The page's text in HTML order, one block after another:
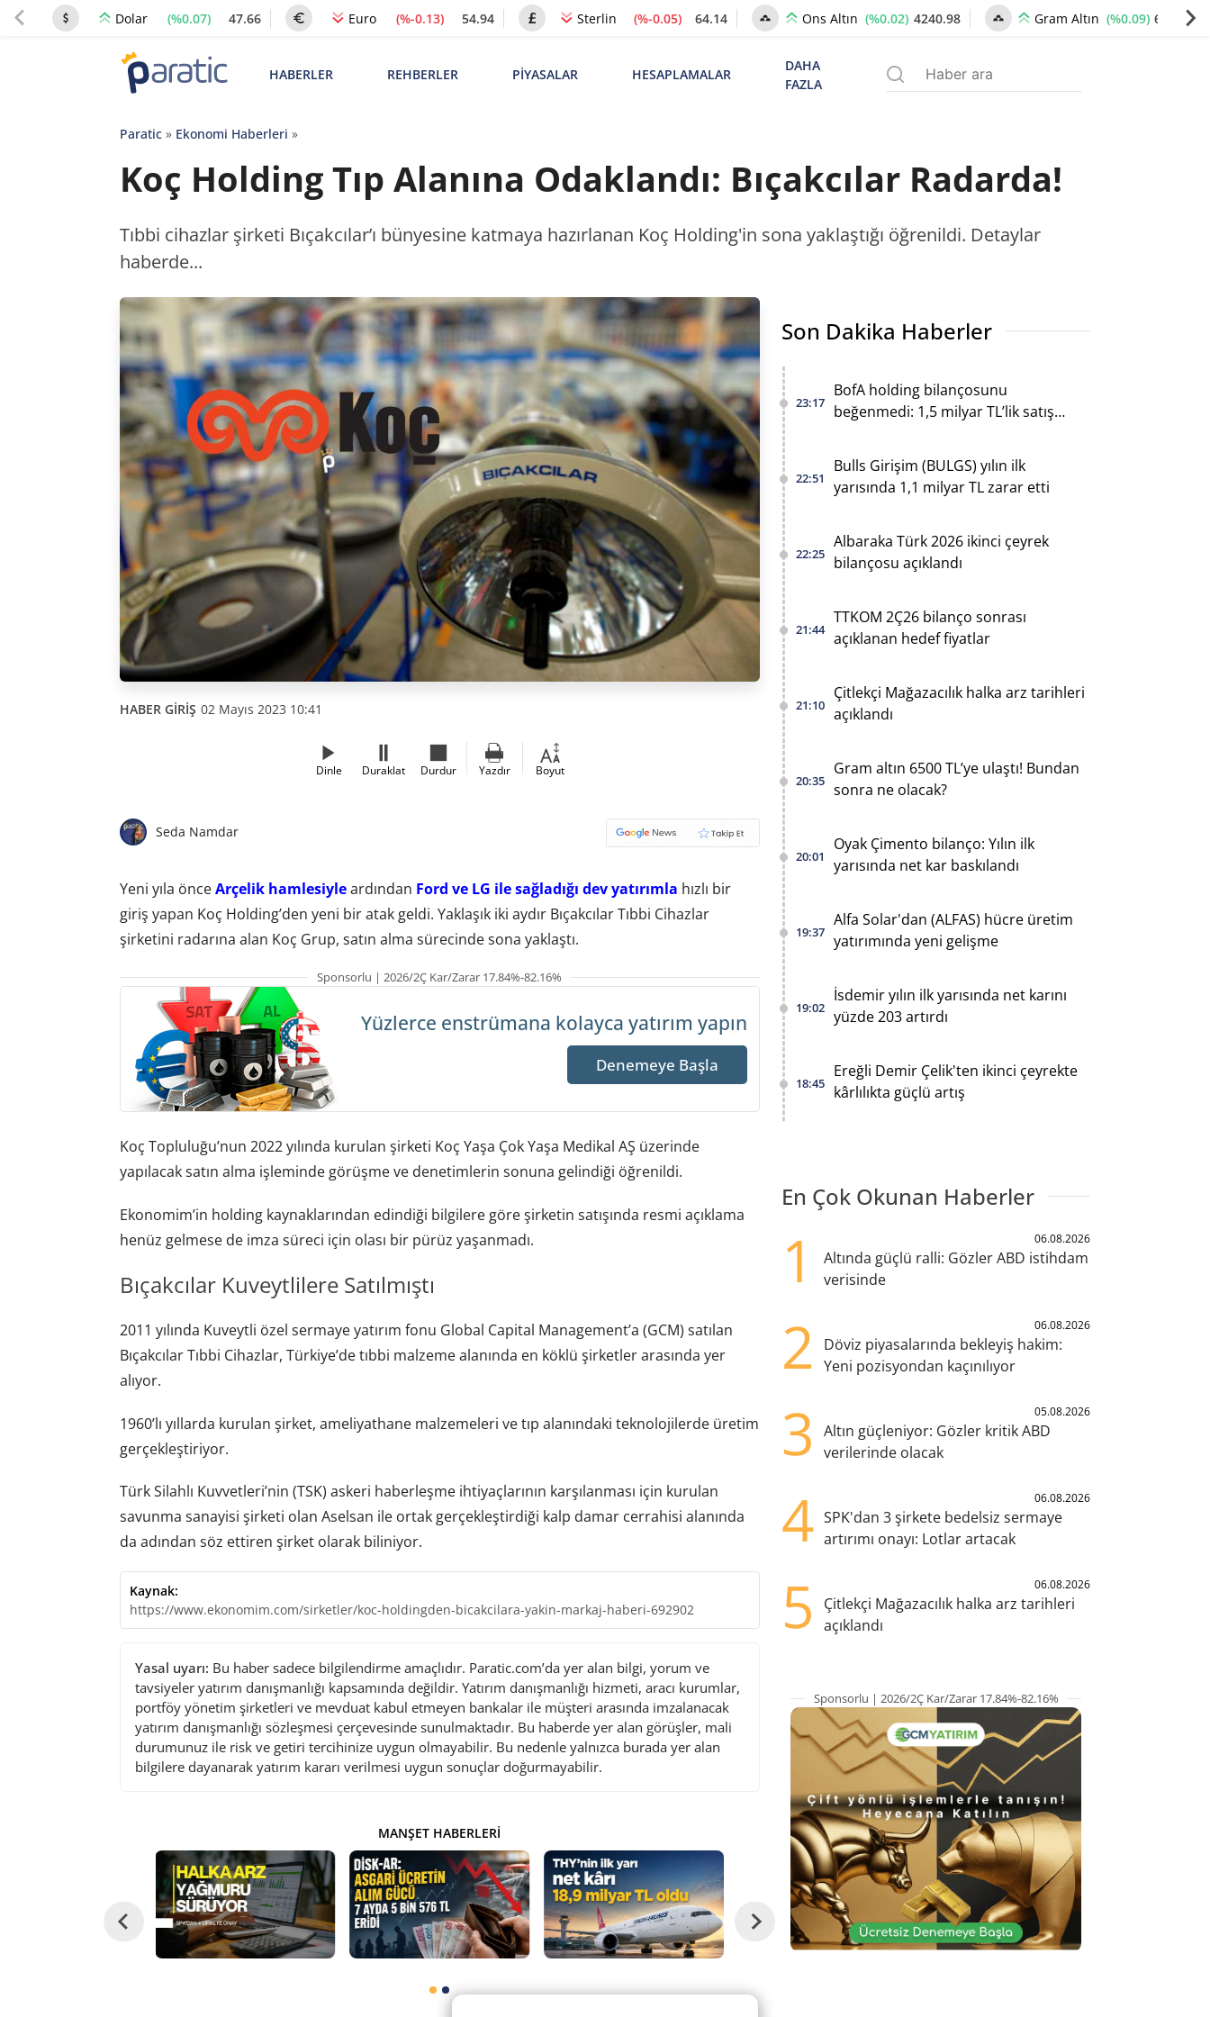
Dolar (%0.07) 47.66 Euro (%-0.13) 54.94 Sterlin (%-0.05) 64.14 Ons Altın (%0.02) 4240.98 Gram Altın (%0.09) 6498.66
HABERLER REHBERLER PİYASALAR HESAPLAMALAR
DAHA
FAZLA
Paratic» Ekonomi Haberleri »
Koç Holding Tıp Alanına Odaklandı: Bıçakcılar Radarda!
Tıbbi cihazlar şirketi Bıçakcılar’ı bünyesine katmaya hazırlanan Koç Holding'in sona yaklaştığı öğrenildi. Detaylar
haberde...
HABER GİRİŞ 02 Mayıs 2023 10:41
Dinle Duraklat Durdur Yazdır Boyut
Seda Namdar
Yeni yıla önceArçelik hamlesiyleardından Ford ve LG ile sağladığı dev yatırımla hızlı bir
giriş yapan Koç Holding’den yeni bir atak geldi. Yaklaşık iki aydır Bıçakcılar Tıbbi Cihazlar
şirketini radarına alan Koç Grup, satın alma sürecinde sona yaklaştı.
Sponsorlu | 2026/2Ç Kar/Zarar 17.84%-82.16%
Yüzlerce enstrümana kolayca yatırım yapın
Denemeye Başla
Koç Topluluğu’nun 2022 yılında kurulan şirketi Koç Yaşa Çok Yaşa Medikal AŞ üzerinde
yapılacak satın alma işleminde görüşme ve denetimlerin sonuna gelindiği öğrenildi.
Ekonomim’in holding kaynaklarından edindiği bilgilere göre şirketin satışında resmi açıklama
henüz gelmese de imza süreci için olası bir pürüz yaşanmadı.
Bıçakcılar Kuveytlilere Satılmıştı
2011 yılında Kuveytli özel sermaye yatırım fonu Global Capital Management’a (GCM) satılan
Bıçakcılar Tıbbi Cihazlar, Türkiye’de tıbbi malzeme alanında en köklü şirketler arasında yer
alıyor.
1960’lı yıllarda kurulan şirket, ameliyathane malzemeleri ve tıp alanındaki teknolojilerde üretim
gerçekleştiriyor.
Türk Silahlı Kuvvetleri’nin (TSK) askeri haberleşme ihtiyaçlarının karşılanması için kurulan
savunma sanayisi şirketi olan Aselsan ile ortak gerçekleştirdiği kalp damar cerrahisi alanında
da adından söz ettiren şirket olarak biliniyor.
Kaynak:
https://www.ekonomim.com/sirketler/koc-holdingden-bicakcilara-yakin-markaj-haberi-692902
Yasal uyarı: Bu haber sadece bilgilendirme amaçlıdır. Paratic.com’da yer alan bilgi, yorum ve
tavsiyeler yatırım danışmanlığı kapsamında değildir. Yatırım danışmanlığı hizmeti, aracı kurumlar,
portföy yönetim şirketleri ve mevduat kabul etmeyen bankalar ile müşteri arasında imzalanacak
yatırım danışmanlığı sözleşmesi çerçevesinde sunulmaktadır. Bu haberde yer alan görüşler, mali
durumunuz ile risk ve getiri tercihinize uygun olmayabilir. Bu nedenle yalnızca burada yer alan
bilgilere dayanarak yatırım kararı verilmesi uygun sonuçlar doğurmayabilir.
MANŞET HABERLERI
Son Dakika Haberler
23:17
BofA holding bilançosunu
beğenmedi: 1,5 milyar TL’lik satış
22:51
Bulls Girişim (BULGS) yılın ilk
yarısında 1,1 milyar TL zarar etti
22:25
Albaraka Türk 2026 ikinci çeyrek
bilançosu açıklandı
21:44
TTKOM 2Ç26 bilanço sonrası
açıklanan hedef fiyatlar
21:10
Çitlekçi Mağazacılık halka arz tarihleri
açıklandı
20:35
Gram altın 6500 TL’ye ulaştı! Bundan
sonra ne olacak?
20:01
Oyak Çimento bilanço: Yılın ilk
yarısında net kar baskılandı
19:37
Alfa Solar'dan (ALFAS) hücre üretim
yatırımında yeni gelişme
19:02
İsdemir yılın ilk yarısında net karını
yüzde 203 artırdı
18:45
Ereğli Demir Çelik'ten ikinci çeyrekte
kârlılıkta güçlü artış
En Çok Okunan Haberler
1 06.08.2026
Altında güçlü ralli: Gözler ABD istihdam
verisinde
2 06.08.2026
Döviz piyasalarında bekleyiş hakim:
Yeni pozisyondan kaçınılıyor
3 05.08.2026
Altın güçleniyor: Gözler kritik ABD
verilerinde olacak
4 06.08.2026
SPK'dan 3 şirkete bedelsiz sermaye
artırımı onayı: Lotlar artacak
5 06.08.2026
Çitlekçi Mağazacılık halka arz tarihleri
açıklandı
Sponsorlu | 2026/2Ç Kar/Zarar 17.84%-82.16%